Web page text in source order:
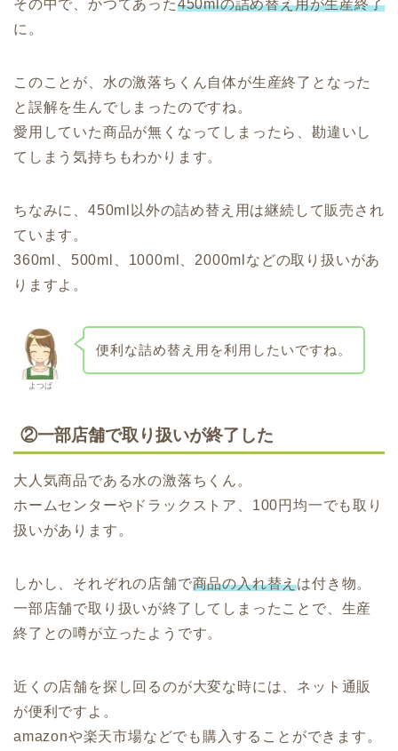
その中で、かつてあった450mlの詰め替え用が生産終了
に。
このことが、水の激落ちくん自体が生産終了となった
と誤解を生んでしまったのですね。
愛用していた商品が無くなってしまったら、勘違いし
てしまう気持ちもわかります。
ちなみに、450ml以外の詰め替え用は継続して販売され
ています。
360ml、500ml、1000ml、2000mlなどの取り扱いがあ
りますよ。
よつば
便利な詰め替え用を利用したいですね。
②一部店舗で取り扱いが終了した
大人気商品である水の激落ちくん。
ホームセンターやドラックストア、100円均一でも取り
扱いがあります。
しかし、それぞれの店舗で商品の入れ替えは付き物。
一部店舗で取り扱いが終了してしまったことで、生産
終了との噂が立ったようです。
近くの店舗を探し回るのが大変な時には、ネット通販
が便利ですよ。
amazonや楽天市場などでも購入することができます。